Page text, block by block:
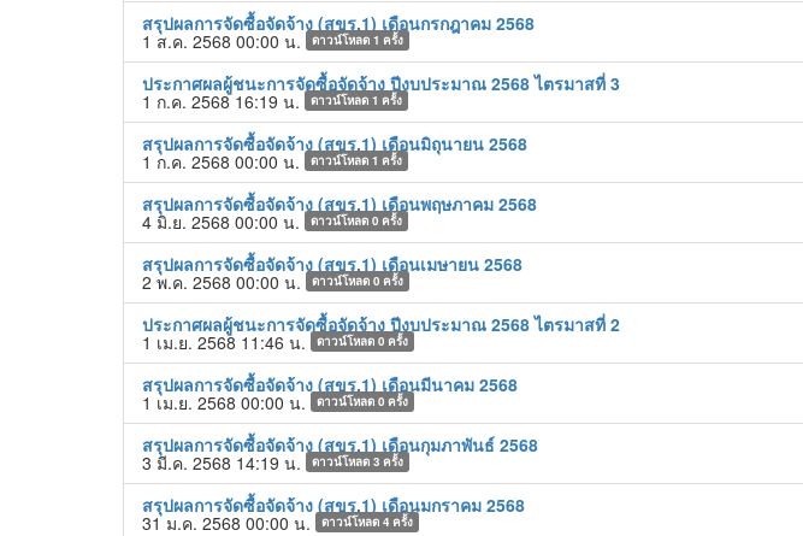
สรุปผลการจัดซื้อจัดจ้าง (สขร.1) เดือนกรกฎาคม 2568
1 ส.ค. 2568 00:00 น. ดาวน์โหลด 1 ครั้ง
ประกาศผลผู้ชนะการจัดซื้อจัดจ้าง ปีงบประมาณ 2568 ไตรมาสที่ 3
1 ก.ค. 2568 16:19 น. ดาวน์โหลด 1 ครั้ง
สรุปผลการจัดซื้อจัดจ้าง (สขร.1) เดือนมิถุนายน 2568
1 ก.ค. 2568 00:00 น. ดาวน์โหลด 1 ครั้ง
สรุปผลการจัดซื้อจัดจ้าง (สขร.1) เดือนพฤษภาคม 2568
4 มิ.ย. 2568 00:00 น. ดาวน์โหลด 0ครั้ง
สรุปผลการจัดซื้อจัดจ้าง (สขร.1) เดือนเมษายน 2568
2 พ.ค. 2568 00:00 น. ดาวน์โหลด 0ครั้ง
ประกาศผลผู้ชนะการจัดซื้อจัดจ้าง ปีงบประมาณ 2568 ไตรมาสที่ 2
1 เม.ย. 2568 11:46 น. ดาวน์โหลด 0ครั้ง
สรุปผลการจัดซื้อจัดจ้าง (สขร.1) เดือนมีนาคม 2568
1 เม.ย. 2568 00:00 น. ดาวน์โหลด 0ครั้ง
สรุปผลการจัดซื้อจัดจ้าง (สขร.1) เดือนกุมภาพันธ์ 2568
3 มี.ค. 2568 14:19 น. ดาวน์โหลด 3ครั้ง
สรุปผลการจัดซื้อจัดจ้าง (สขร.1) เดือนมกราคม 2568
31 ม.ค. 2568 00:00 น. ดาวน์โหลด 4ครั้ง